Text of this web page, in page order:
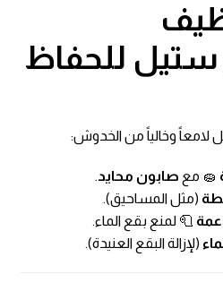
ستيل للحفاظ
لامعاً وخالياً من الخدوش:
🧽 مع صابون محايد.
(مثل المساحيق).
🧻 لمنع بقع الماء.
(لإزالة البقع العنيدة).